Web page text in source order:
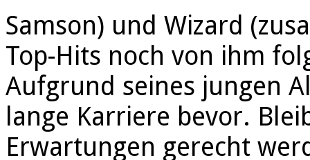
Samson) und Wizard
Top-Hits noch von ihm
Aufgrund seines jungen
lange Karriere bevor.
Erwartungen gerecht